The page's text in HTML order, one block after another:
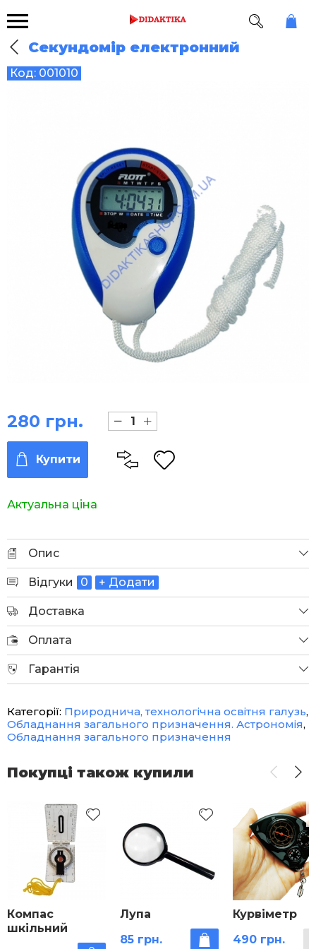
Секундомір електронний
Код: 001010
Актуальна ціна
280 грн.
Купити
Опис
Відгуки 0 + Додати
Доставка
Оплата
Гарантія
Категорії: Природнича, технологічна освітня галузь,
Обладнання загального призначення. Астрономія,
Обладнання загального призначення
Покупці також купили
Компас
шкільний
Лупа
85 грн.
Курвіметр
490 грн.